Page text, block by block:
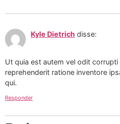
Kyle Dietrich disse:
Ut quia est autem vel odit
reprehenderit ratione inventore
qui.
Responder